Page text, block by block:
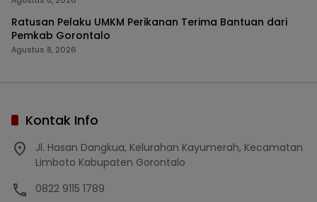
Ratusan Pelaku UMKM Perikanan Terima Bantuan dari
Pemkab Gorontalo
Agustus 8, 2026
Kontak Info
Jl. Hasan Dangkua, Kelurahan Kayumerah, Kecamatan
Limboto Kabupaten Gorontalo
0822 9115 1789